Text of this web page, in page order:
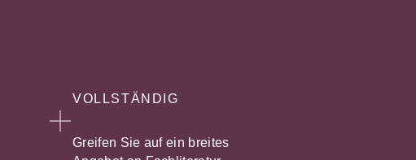
VOLLSTÄNDIG
Greifen Sie auf ein breites